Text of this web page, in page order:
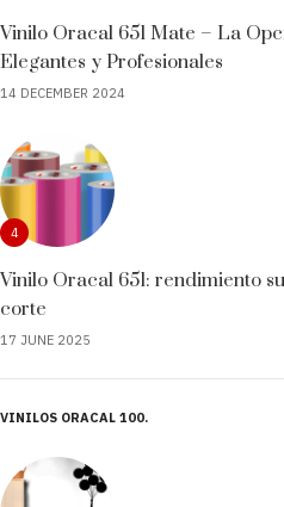
Vinilo Oracal 651 Mate – La
Elegantes y Profesionales
14 DECEMBER 2024
4
Vinilo Oracal 651: rendimiento
corte
17 JUNE 2025
VINILOS ORACAL 100